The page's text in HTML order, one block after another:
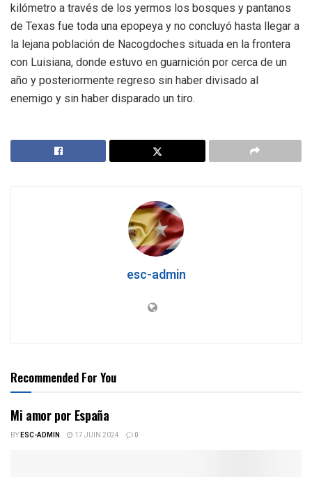
kilómetro a través de los yermos los bosques y pantanos
de Texas fue toda una epopeya y no concluyó hasta llegar a
la lejana población de Nacogdoches situada en la frontera
con Luisiana, donde estuvo en guarnición por cerca de un
año y posteriormente regreso sin haber divisado al
enemigo y sin haber disparado un tiro.
esc-admin
Recommended For You
Mi amor por España
BYESC-ADMIN 17 JUIN 2024 0